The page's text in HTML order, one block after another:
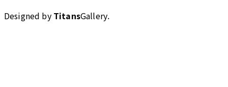
Designed by TitansGallery.